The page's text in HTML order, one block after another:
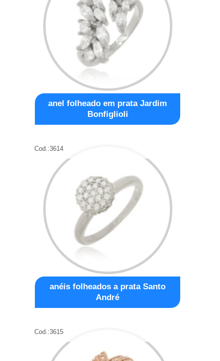
anel folheado em prata Jardim
Bonfiglioli
Cod.:3614
anéis folheados a prata Santo
André
Cod.:3615